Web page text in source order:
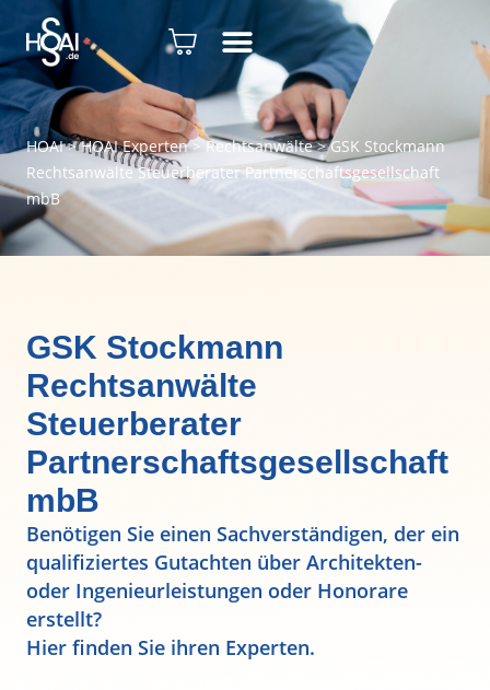
HOAI>HOAI Experten>Rechtsanwälte>GSK Stockmann
Rechtsanwälte Steuerberater Partnerschaftsgesellschaft
mbB
GSK Stockmann
Rechtsanwälte
Steuerberater
Partnerschaftsgesellschaft
mbB
Benötigen Sie einen Sachverständigen, der ein
qualifiziertes Gutachten über Architekten-
oder Ingenieurleistungen oder Honorare
erstellt?
Hier finden Sie ihren Experten.